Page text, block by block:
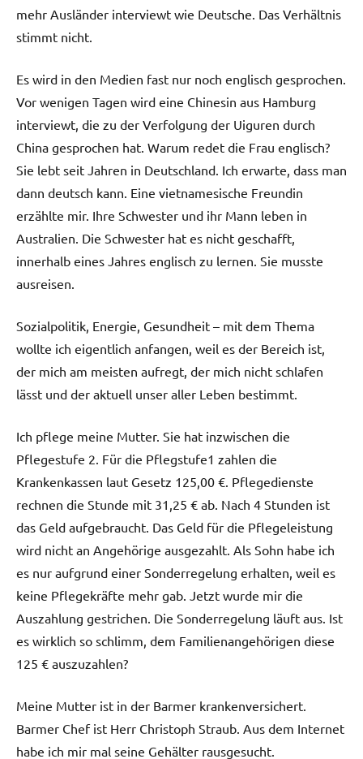
mehr Ausländer interviewt wie Deutsche. Das Verhältnis
stimmt nicht.
Es wird in den Medien fast nur noch englisch gesprochen.
Vor wenigen Tagen wird eine Chinesin aus Hamburg
interviewt, die zu der Verfolgung der Uiguren durch
China gesprochen hat. Warum redet die Frau englisch?
Sie lebt seit Jahren in Deutschland. Ich erwarte, dass man
dann deutsch kann. Eine vietnamesische Freundin
erzählte mir. Ihre Schwester und ihr Mann leben in
Australien. Die Schwester hat es nicht geschafft,
innerhalb eines Jahres englisch zu lernen. Sie musste
ausreisen.
Sozialpolitik, Energie, Gesundheit – mit dem Thema
wollte ich eigentlich anfangen, weil es der Bereich ist,
der mich am meisten aufregt, der mich nicht schlafen
lässt und der aktuell unser aller Leben bestimmt.
Ich pflege meine Mutter. Sie hat inzwischen die
Pflegestufe 2. Für die Pflegstufe1 zahlen die
Krankenkassen laut Gesetz 125,00 €. Pflegedienste
rechnen die Stunde mit 31,25 € ab. Nach 4 Stunden ist
das Geld aufgebraucht. Das Geld für die Pflegeleistung
wird nicht an Angehörige ausgezahlt. Als Sohn habe ich
es nur aufgrund einer Sonderregelung erhalten, weil es
keine Pflegekräfte mehr gab. Jetzt wurde mir die
Auszahlung gestrichen. Die Sonderregelung läuft aus. Ist
es wirklich so schlimm, dem Familienangehörigen diese
125 € auszuzahlen?
Meine Mutter ist in der Barmer krankenversichert.
Barmer Chef ist Herr Christoph Straub. Aus dem Internet
habe ich mir mal seine Gehälter rausgesucht.